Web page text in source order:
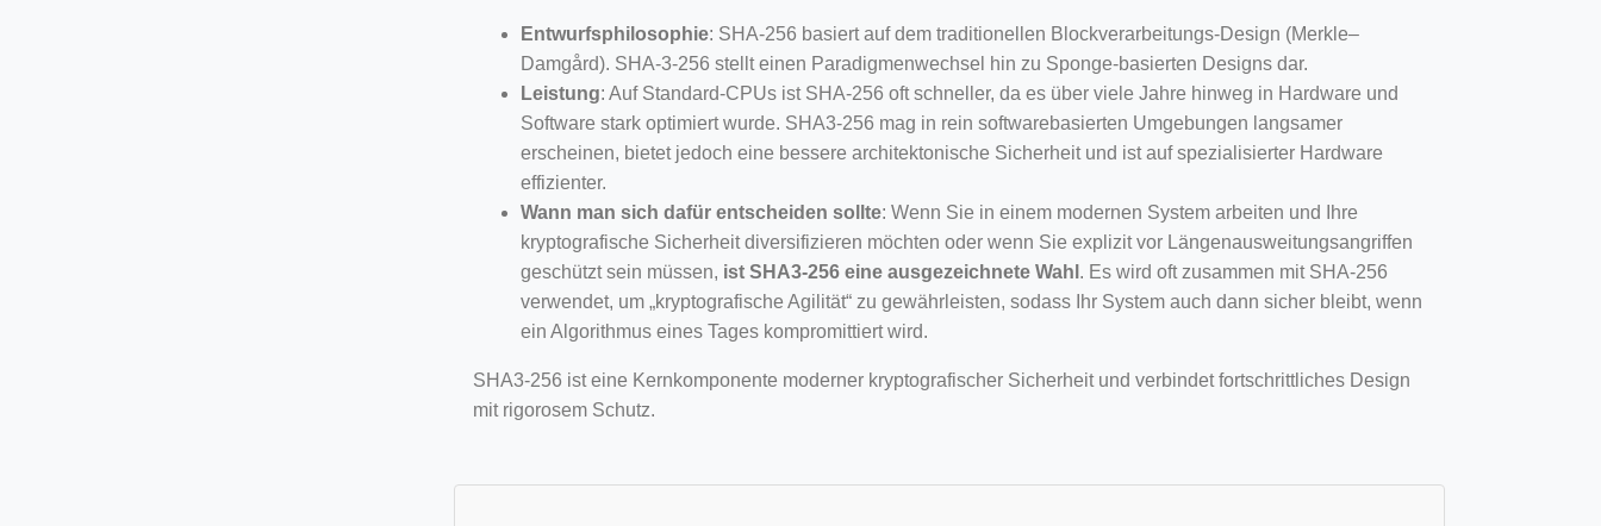
Entwurfsphilosophie: SHA-256 basiert auf dem traditionellen Blockverarbeitungs-Design (Merkle–
Damgård). SHA-3-256 stellt einen Paradigmenwechsel hin zu Sponge-basierten Designs dar.
Leistung: Auf Standard-CPUs ist SHA-256 oft schneller, da es über viele Jahre hinweg in Hardware und
Software stark optimiert wurde. SHA3-256 mag in rein softwarebasierten Umgebungen langsamer
erscheinen, bietet jedoch eine bessere architektonische Sicherheit und ist auf spezialisierter Hardware
effizienter.
Wann man sich dafür entscheiden sollte: Wenn Sie in einem modernen System arbeiten und Ihre
kryptografische Sicherheit diversifizieren möchten oder wenn Sie explizit vor Längenausweitungsangriffen
geschützt sein müssen, ist SHA3-256 eine ausgezeichnete Wahl . Es wird oft zusammen mit SHA-256
verwendet, um „kryptografische Agilität“ zu gewährleisten, sodass Ihr System auch dann sicher bleibt, wenn
ein Algorithmus eines Tages kompromittiert wird.
SHA3-256 ist eine Kernkomponente moderner kryptografischer Sicherheit und verbindet fortschrittliches Design
mit rigorosem Schutz.